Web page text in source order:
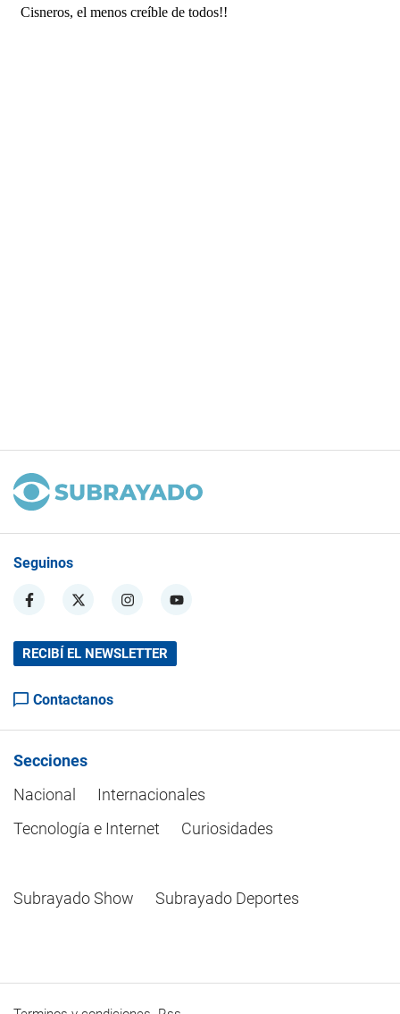
Seguinos
RECIBÍ EL NEWSLETTER
Contactanos
Secciones
Nacional
Internacionales
Tecnología e Internet
Curiosidades
Subrayado Show Subrayado Deportes